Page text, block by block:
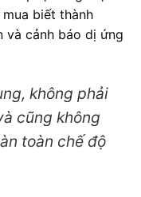
biết thành
và cảnh báo dị ứng
không phải
cũng không
toàn chế độ